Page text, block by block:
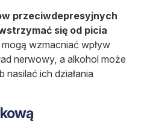
przeciwdepresyjnych
się od picia
wzmacniać wpływ
nerwowy, a alkohol może
nasilać ich działania